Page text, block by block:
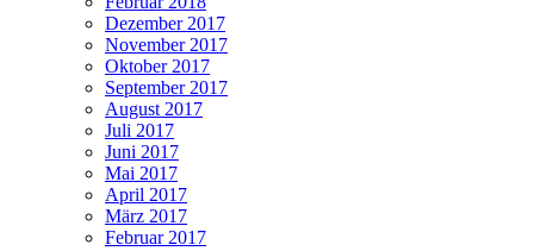
Dezember 2017
November 2017
Oktober 2017
September 2017
August 2017
Juli 2017
Juni 2017
Mai 2017
April 2017
März 2017
Februar 2017